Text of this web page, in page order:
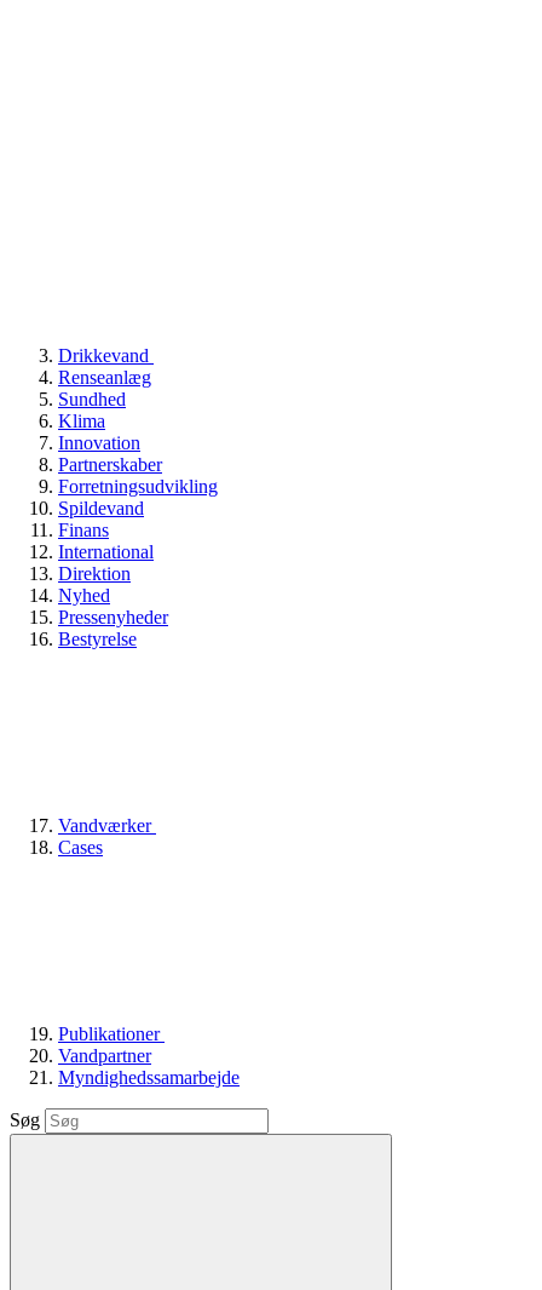
Drikkevand
Renseanlæg
Sundhed
Klima
Innovation
Partnerskaber
Forretningsudvikling
Spildevand
Finans
International
Direktion
Nyhed
Pressenyheder
Bestyrelse
Vandværker
Cases
Publikationer
Vandpartner
Myndighedssamarbejde
Søg